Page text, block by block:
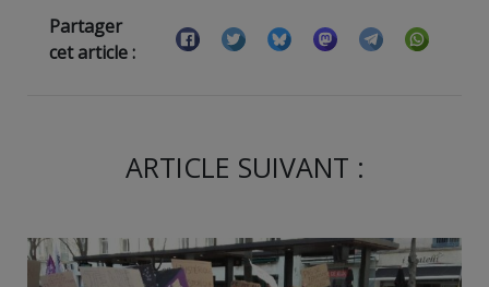
Partager
cet article :
ARTICLE SUIVANT :